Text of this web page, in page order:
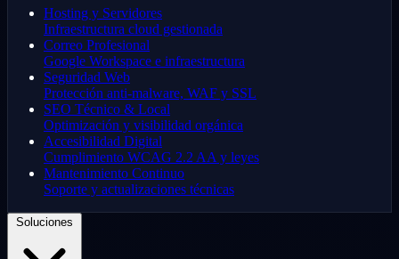
Hosting y Servidores
Infraestructura cloud gestionada
Correo Profesional
Google Workspace e infraestructura
Seguridad Web
Protección anti-malware, WAF y SSL
SEO Técnico & Local
Optimización y visibilidad orgánica
Accesibilidad Digital
Cumplimiento WCAG 2.2 AA y leyes
Mantenimiento Continuo
Soporte y actualizaciones técnicas